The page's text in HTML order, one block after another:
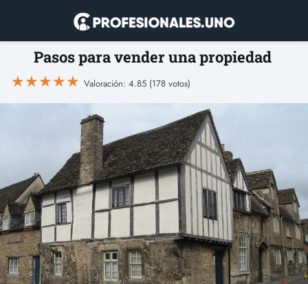
Pasos para vender una propiedad
★★★★★ Valoración: 4.85 (178 votos)